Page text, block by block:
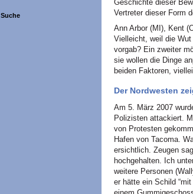
Suche
Geschichte dieser
Vertreter dieser Form
Ann Arbor (MI), Kent
Vielleicht, weil die
vorgab? Ein zweiter
sie wollen die Dinge
beiden Faktoren,
Der Nordwesten
Am 5. März 2007
Polizisten attackiert.
von Protesten
Hafen von Tacoma.
ersichtlich. Zeugen
hochgehalten. Ich
weitere Personen
er hätte ein Schild